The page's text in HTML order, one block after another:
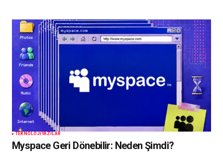
TEKNOLOJIYAZILAR
Myspace Geri Dönebilir: Neden Şimdi?